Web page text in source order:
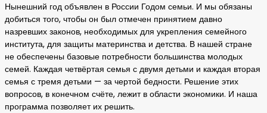
Нынешний год объявлен в России Годом семьи. И мы обязаны
добиться того, чтобы он был отмечен принятием давно
назревших законов, необходимых для укрепления семейного
института, для защиты материнства и детства. В нашей стране
не обеспечены базовые потребности большинства молодых
семей. Каждая четвёртая семья с двумя детьми и каждая вторая
семья с тремя детьми — за чертой бедности. Решение этих
вопросов, в конечном счёте, лежит в области экономики. И наша
программа позволяет их решить.